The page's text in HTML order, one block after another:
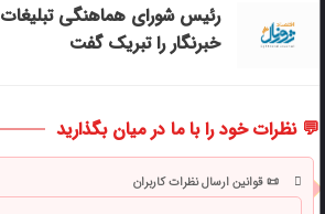
رئیس شورای هماهنگی تبلیغات
خبرنگار را تبریک گفت
💬 نظرات خود را با ما در میان بگذارید
📜 قوانین ارسال نظرات کاربران